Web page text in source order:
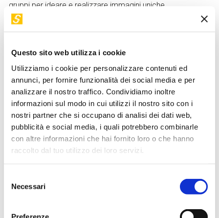
Questo sito web utilizza i cookie
Utilizziamo i cookie per personalizzare contenuti ed
annunci, per fornire funzionalità dei social media e per
analizzare il nostro traffico. Condividiamo inoltre
informazioni sul modo in cui utilizzi il nostro sito con i
nostri partner che si occupano di analisi dei dati web,
pubblicità e social media, i quali potrebbero combinarle
con altre informazioni che hai fornito loro o che hanno
raccolto dal tuo utilizzo dei loro servizi.
delNecessari
gruppi per ideare e realizzare immagini uniche
utilizzando una piattaforma che mette a disposizione le
risorse della rete. L'AI ci proporrà diverse versioni, e
personalizzarle, creando composizioni visive originali e
sorprendenti.
Modalità di partecipazione
L’ingresso aiminori di 14 anniè possibile solo
seaccompagnati da una persona adulta responsabile
previa sottoscrizione di una liberatoriadisponibile
presso la biglietteria.
effettuabile online, fino a esaurimento dei posti disponibili,
per partecipanti e accompagnatori.
In collaborazione conWeMake